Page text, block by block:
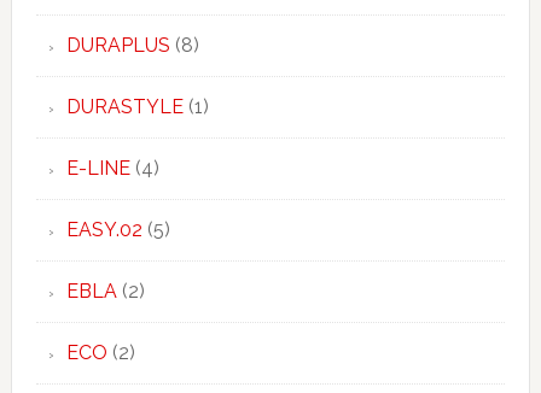
DURAPLUS (8)
DURASTYLE(1)
E-LINE(4)
EASY.02 (5)
EBLA(2)
ECO (2)